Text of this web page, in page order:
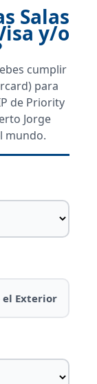
Salas
y/o
cumplir
para
de Priority
Jorge
mundo.
el Exterior